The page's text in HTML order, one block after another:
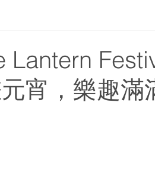
Lantern
宵，樂趣滿